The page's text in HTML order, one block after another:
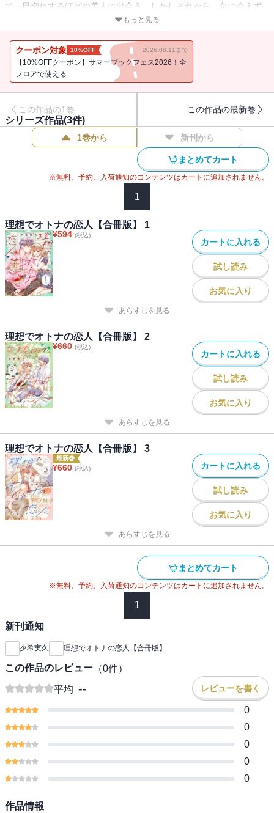
で一目惚れするほどの美人に出会う。しかしそれから一向に会えず
残念・・・と思っていたら、目の前に現れたずたぼろ眼鏡女がその
――。無気力男子大学生×自己否定MAXな漫画家のハートフルピュア
ラブストーリー！『マリーミー！』『僕のソルシエール』の夕希実
久が贈る最新作！（「理想でオトナの恋人」1話～4話が収録されて
もっと見る
クーポン対象 10%OFF 2026.08.11まで
【10%OFFクーポン】サマーブックフェス2026！全
フロアで使える
この作品の1巻 この作品の最新巻
シリーズ作品(3件)
1巻から 新刊から
まとめてカート
※無料、予約、入荷通知のコンテンツはカートに追加されません。
1
理想でオトナの恋人【合冊版】 1
¥594 (税込)
カートに入れる
試し読み
お気に入り
あらすじを見る
理想でオトナの恋人【合冊版】 2
¥660 (税込)
カートに入れる
試し読み
お気に入り
あらすじを見る
理想でオトナの恋人【合冊版】 3
最新巻
¥660 (税込) カートに入れる
試し読み
お気に入り
あらすじを見る
まとめてカート
※無料、予約、入荷通知のコンテンツはカートに追加されません。
1
新刊通知
夕希実久 理想でオトナの恋人【合冊版】
この作品のレビュー （0件）
平均 -- レビューを書く
0
0
0
0
0
作品情報